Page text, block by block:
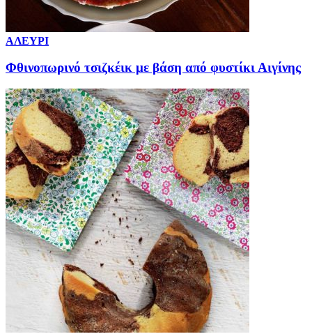
ΑΛΕΥΡΙ
Φθινοπωρινό τσιζκέικ με βάση από φυστίκι Αιγίνης